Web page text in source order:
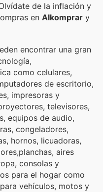
de la inflación y
en Alkomprar y
encontrar una gran
como celulares,
de escritorio,
impresoras y
televisores,
equipos de audio,
congeladores,
hornos, licuadoras,
aires
consolas y
para el hogar como
vehículos, motos y